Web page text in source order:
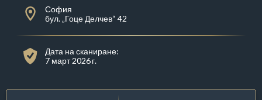
София
бул. „Гоце Делчев“ 42
Дата на сканиране:
7 март 2026 г.